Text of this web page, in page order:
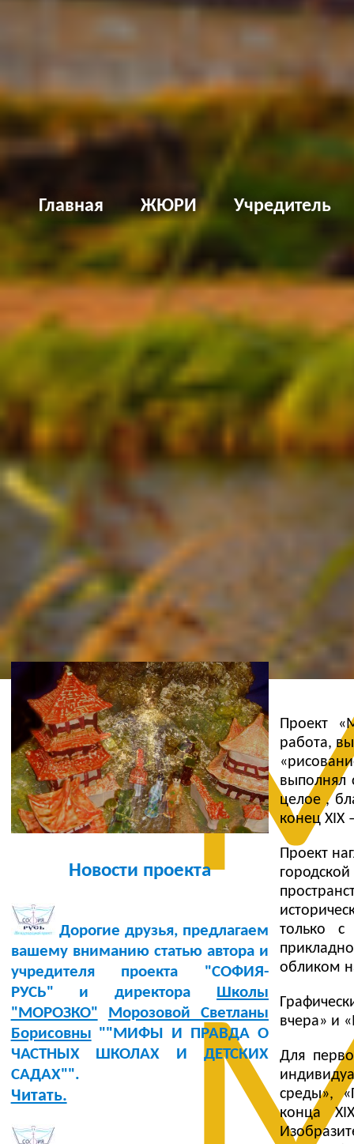
Главная ЖЮРИ Учредитель
Новости проекта
Дорогие друзья, предлагаем
вашему вниманию статью автора и
учредителя проекта "СОФИЯ-
РУСЬ" и директора Школы
"МОРОЗКО"
Морозовой Светланы
Борисовны ""МИФЫ И ПРАВДА О
ЧАСТНЫХ ШКОЛАХ И ДЕТСКИХ
САДАХ"".
Читать.
Проект
работа,
выполнял
целое ,
конец XIX
Проект
только с
обликом
вчера» и
Для
среды»,
конца